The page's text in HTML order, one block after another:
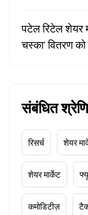
पटेल रिटेल शेयर
चस्का' वितरण
संबंधित
रिसर्च शेयर
शेयर मार्केट
कमोडिटीज़